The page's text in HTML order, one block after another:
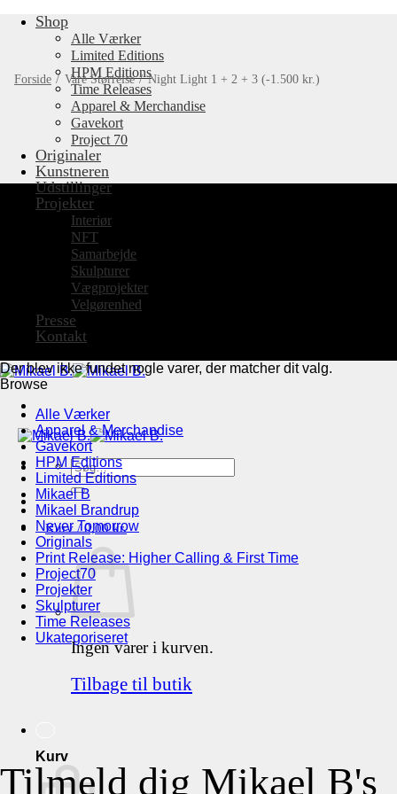
FortsætShop
Alle Værker
Limited Editions
HPM Editions
Time Releases
Apparel & Merchandise
Gavekort
Project 70
Originaler
Kunstneren
Udstillinger
Projekter
Interiør
NFT
Samarbejde
Skulpturer
Vægprojekter
Velgørenhed
Presse
Kontakt
Søg
efter:
Kurv /0,00kr.
Ingen varer i kurven.
Tilbage til butik
Kurv
Forside / Vare Størrelse/Night Light 1 + 2 + 3 (-1.500 kr.)
Der blev ikke fundet nogle varer, der matcher dit valg.
Browse
Alle Værker
Apparel & Merchandise
Gavekort
HPM Editions
Limited Editions
Mikael B
Mikael Brandrup
Never Tomorrow
Originals
Print Release: Higher Calling & First Time
Project70
Projekter
Skulpturer
Time Releases
Ukategoriseret
Tilmeld dig Mikael B's